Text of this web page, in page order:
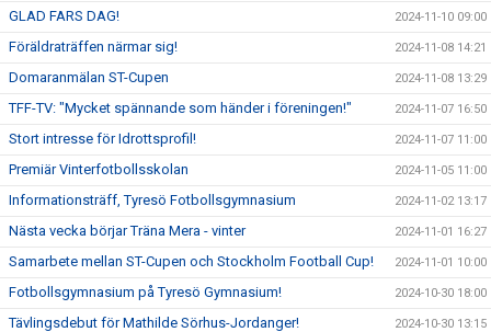
GLAD FARS DAG! 2024-11-10 09:00
Föräldraträffen närmar sig! 2024-11-08 14:21
Domaranmälan ST-Cupen 2024-11-08 13:29
TFF-TV: "Mycket spännande som händer i föreningen!" 2024-11-07 16:50
Stort intresse för Idrottsprofil! 2024-11-07 11:00
Premiär Vinterfotbollsskolan 2024-11-05 11:00
Informationsträff, Tyresö Fotbollsgymnasium 2024-11-02 13:17
Nästa vecka börjar Träna Mera - vinter 2024-11-01 16:27
Samarbete mellan ST-Cupen och Stockholm Football Cup! 2024-11-01 10:00
Fotbollsgymnasium på Tyresö Gymnasium! 2024-10-30 18:00
Tävlingsdebut för Mathilde Sörhus-Jordanger! 2024-10-30 13:15